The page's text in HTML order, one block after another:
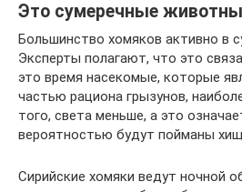
Это сумеречные
Большинство хомяков активно в
Эксперты полагают, что это
это время насекомые, которые
частью рациона грызунов,
того, света меньше, а это
вероятностью будут пойманы
Сирийские хомяки ведут ночной